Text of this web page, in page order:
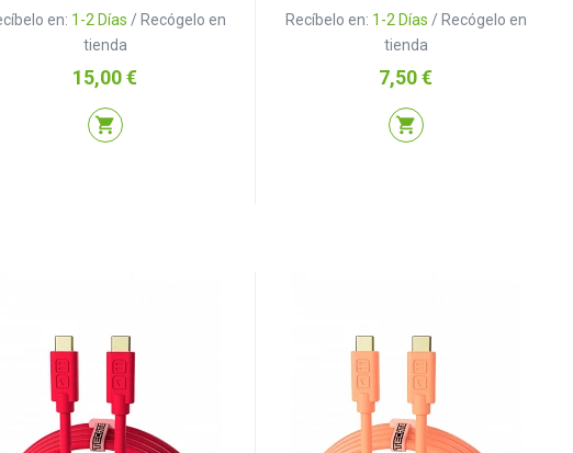
en: 1-2 Días / Recógelo en
tienda
Precio
15,00 €
shopping_cart
Recíbelo en: 1-2 Días / Recógelo en
tienda
Precio
7,50 €
shopping_cart